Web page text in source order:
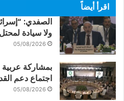
اقرأ أيضاً
الصفدي:
ولا سيادة
05/08/2026
بمشاركة عربية
اجتماع دعم
05/08/2026